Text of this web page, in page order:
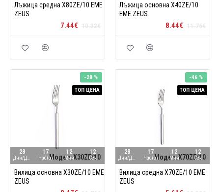
Лъжица средна X80ZE/10 ЕМЕ
ZEUS
7.44€ 10.32€
Лъжица основна X40ZE/10
ЕМЕ ZEUS
8.44€ 11.76€
ТОП ЦЕНА
-28 %
28 17
Час(а)
12
Мин
11
Сек
Модел:X30ZE/10
Вилица основна X30ZE/10 ЕМЕ
ZEUS
ТОП ЦЕНА
-46 %
28 17
Час(а)
12
Мин
11
Сек
Модел:X70ZE/10
Вилица средна X70ZE/10 ЕМЕ
ZEUS